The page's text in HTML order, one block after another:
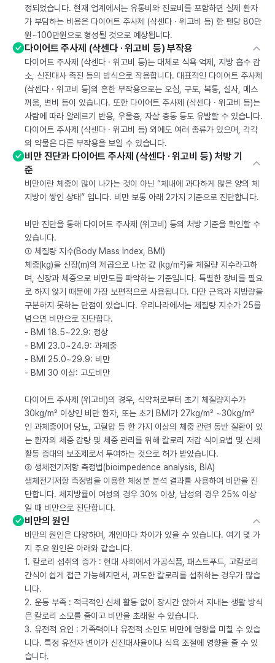
정되었습니다. 현재 업계에서는 유통비와 진료비를 포함하면 실제 환자
가 부담하는 비용은 다이어트 주사제 (삭센다 · 위고비 등) 한 펜당 80만
원~100만원으로 형성될 것으로 예상됩니다.
다이어트 주사제 (삭센다 · 위고비 등) 부작용
다이어트 주사제 (삭센다 · 위고비 등)는 대체로 식욕 억제, 지방 흡수 감
소, 신진대사 촉진 등의 방식으로 작용합니다. 대표적인 다이어트 주사제
(삭센다 · 위고비 등)의 흔한 부작용으로는 오심, 구토, 복통, 설사, 메스
꺼움, 변비 등이 있습니다. 또한 다이어트 주사제 (삭센다 · 위고비 등)는
사람에 따라 알레르기 반응, 우울증, 자살 충동 등도 유발할 수 있습니다.
다이어트 주사제 (삭센다 · 위고비 등) 외에도 여러 종류가 있으며, 각각
의 약물은 다른 부작용을 보일 수 있습니다.
비만 진단과 다이어트 주사제 (삭센다 · 위고비 등) 처방 기
준
비만이란 체중이 많이 나가는 것이 아닌 “체내에 과다하게 많은 양의 체
지방이 쌓인 상태” 입니다. 비만 보통 아래 2가지 기준으로 진단합니다.
비만 진단을 통해 다이어트 주사제 (위고비) 등의 처방 기준을 확인할 수
있습니다.
① 체질량 지수(Body Mass Index, BMI)
체중(kg)을 신장(m)의 제곱으로 나눈 값 (kg/m²)을 체질량 지수라고하
며, 신장과 체중으로 비만도를 파악하는 기준입니다. 특별한 장비를 필요
로 하지 않기 때문에 가장 보편적으로 사용됩니다. 다만 근육과 지방량을
구분하지 못하는 단점이 있습니다. 우리나라에서는 체질량 지수가 25를
넘으면 비만으로 진단합다.
- BMI 18.5~22.9: 정상
- BMI 23.0~24.9: 과체중
- BMI 25.0~29.9: 비만
- BMI 30 이상: 고도비만
다이어트 주사제 (위고비)의 경우, 식약처로부터 초기 체질량지수가
30kg/m² 이상인 비만 환자, 또는 초기 BMI가 27kg/m² ~30kg/m²
인 과체중이며 당뇨, 고혈압 등 한 가지 이상의 체중 관련 동반 질환이 있
는 환자의 체중 감량 및 체중 관리를 위해 칼로리 저감 식이요법 및 신체
활동 증대의 보조제로서 투여하는 것으로 허가 받았습니다.
② 생체전기저항 측정법(bioimpedence analysis, BIA)
생체전기저항 측정법을 이용한 체성분 분석 결과를 사용하여 비만을 진
단합니다. 체지방률이 여성의 경우 30% 이상, 남성의 경우 25% 이상
일 때 비만으로 진단합니다.
비만의 원인
비만의 원인은 다양하며, 개인마다 차이가 있을 수 있습니다. 여기 몇 가
지 주요 원인은 아래와 같습니다.
1. 칼로리 섭취의 증가 : 현대 사회에서 가공식품, 패스트푸드, 고칼로리
간식이 쉽게 접근 가능해지면서, 과도한 칼로리를 섭취하는 경우가 많습
니다.
2. 운동 부족 : 적극적인 신체 활동 없이 장시간 앉아서 지내는 생활 방식
은 칼로리 소모를 줄이고 비만을 초래할 수 있습니다.
3. 유전적 요인 : 가족력이나 유전적 소인도 비만에 영향을 미칠 수 있습
니다. 특정 유전자 변이가 신진대사율이나 식욕 조절에 영향을 줄 수 있
습니다.